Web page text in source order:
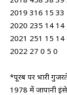
2019 316 15 33
2020 235 14 14
2021 251 15 14
2022 27 0 5 0
*पूरब पर भारी
1978 में जापानी